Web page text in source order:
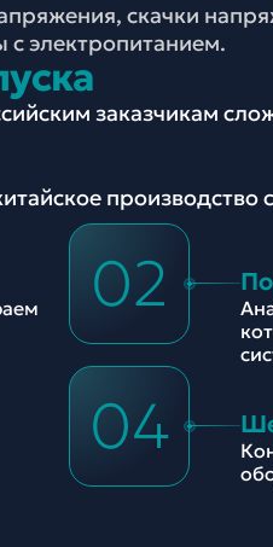
скачки
электропитанием.
заказчикам
производство
02
04